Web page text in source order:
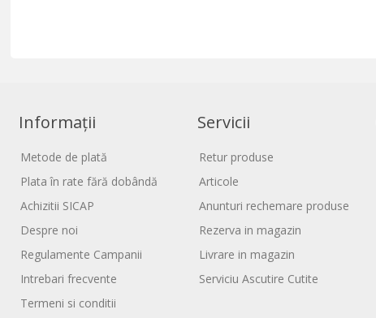
Informații
Metode de plată
Plata în rate fără dobândă
Achizitii SICAP
Despre noi
Regulamente Campanii
Intrebari frecvente
Termeni si conditii
Servicii
Retur produse
Articole
Anunturi rechemare produse
Rezerva in magazin
Livrare in magazin
Serviciu Ascutire Cutite